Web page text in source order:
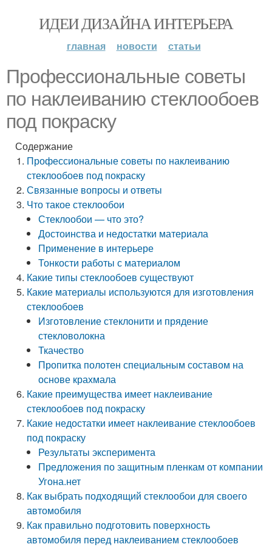
ИДЕИ ДИЗАЙНА ИНТЕРЬЕРА
главная новости статьи
Профессиональные советы
по наклеиванию стеклообоев
под покраску
Содержание
Профессиональные советы по наклеиванию
стеклообоев под покраску
Связанные вопросы и ответы
Что такое стеклообои
Стеклообои — что это?
Достоинства и недостатки материала
Применение в интерьере
Тонкости работы с материалом
Какие типы стеклообоев существуют
Какие материалы используются для изготовления
стеклообоев
Изготовление стеклонити и прядение
стекловолокна
Ткачество
Пропитка полотен специальным составом на
основе крахмала
Какие преимущества имеет наклеивание
стеклообоев под покраску
Какие недостатки имеет наклеивание стеклообоев
под покраску
Результаты эксперимента
Предложения по защитным пленкам от компании
Угона.нет
Как выбрать подходящий стеклообои для своего
автомобиля
Как правильно подготовить поверхность
автомобиля перед наклеиванием стеклообоев